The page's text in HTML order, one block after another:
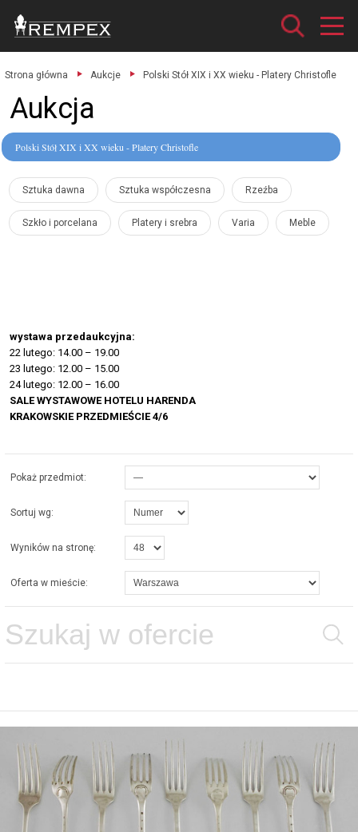
Strona główna Aukcje Polski Stół XIX i XX wieku - Platery Christofle
Aukcja
Polski Stół XIX i XX wieku - Platery Christofle
Sztuka dawna Sztuka współczesna Rzeźba
Szkło i porcelana Platery i srebra Varia Meble
wystawa przedaukcyjna:
22 lutego: 14.00 – 19.00
23 lutego: 12.00 – 15.00
24 lutego: 12.00 – 16.00
SALE WYSTAWOWE HOTELU HARENDA
KRAKOWSKIE PRZEDMIEŚCIE 4/6
Pokaż przedmiot:
Sortuj wg:
Wyników na stronę:
Oferta w mieście: